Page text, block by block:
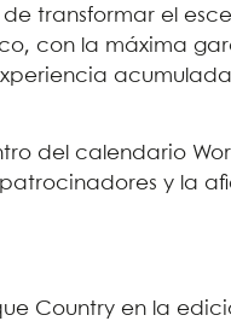
transformar el
con la máxima
del calendario
y la
Country en la